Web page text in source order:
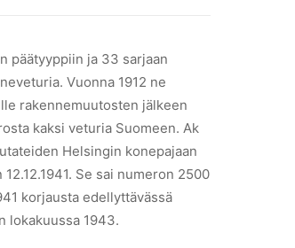
päätyyppiin ja 33 sarjaan
Vuonna 1912 ne
rakennemuutosten jälkeen
kaksi veturia Suomeen. Ak
Helsingin konepajaan
Se sai numeron 2500
korjausta edellyttävässä
lokakuussa 1943.